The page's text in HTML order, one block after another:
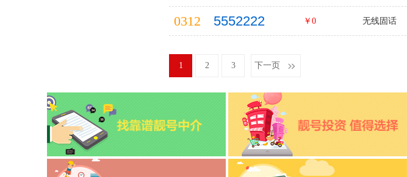
大庆
东方
定安
定西
0312 5552222 ￥0 无线固话
1 2 3 下一页